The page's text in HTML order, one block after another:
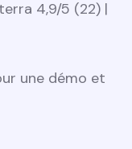
4,9/5 (22) |
une démo et